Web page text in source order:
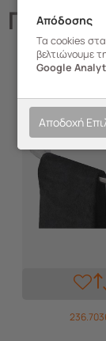
Απόδοσης
Τα cookies
βελτιώνουμε
Google
Αποδοχή